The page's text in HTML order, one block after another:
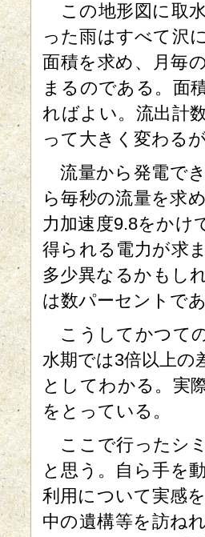
この地形図に取
った雨はすべて沢
面積を求め、月毎
まるのである。面
ればよい。流出計
って大きく変わる
流量から発電で
ら毎秒の流量を求
力加速度9.8をかけ
得られる電力が求
多少異なるかもし
は数パーセントで
こうしてかつて
水期では3倍以上の
としてわかる。実
をとっている。
ここで行ったシ
と思う。自ら手を
利用について実感
中の遺構等を訪ね